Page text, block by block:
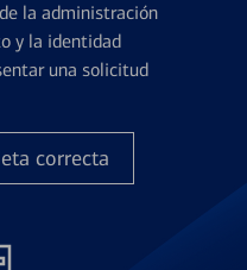
la administración
y la identidad
una solicitud
correcta